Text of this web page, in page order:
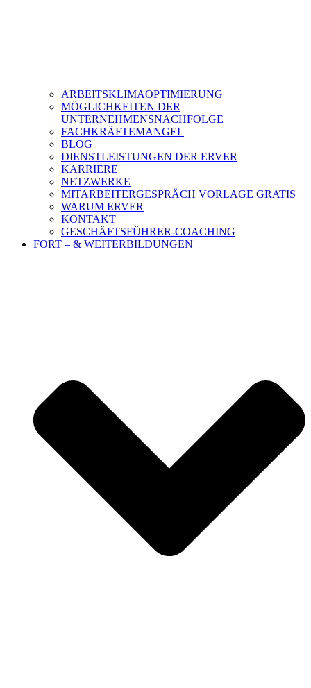
ARBEITSKLIMAOPTIMIERUNG
MÖGLICHKEITEN DER
UNTERNEHMENSNACHFOLGE
FACHKRÄFTEMANGEL
BLOG
DIENSTLEISTUNGEN DER ERVER
KARRIERE
NETZWERKE
MITARBEITERGESPRÄCH VORLAGE GRATIS
WARUM ERVER
KONTAKT
GESCHÄFTSFÜHRER-COACHING
FORT – & WEITERBILDUNGEN